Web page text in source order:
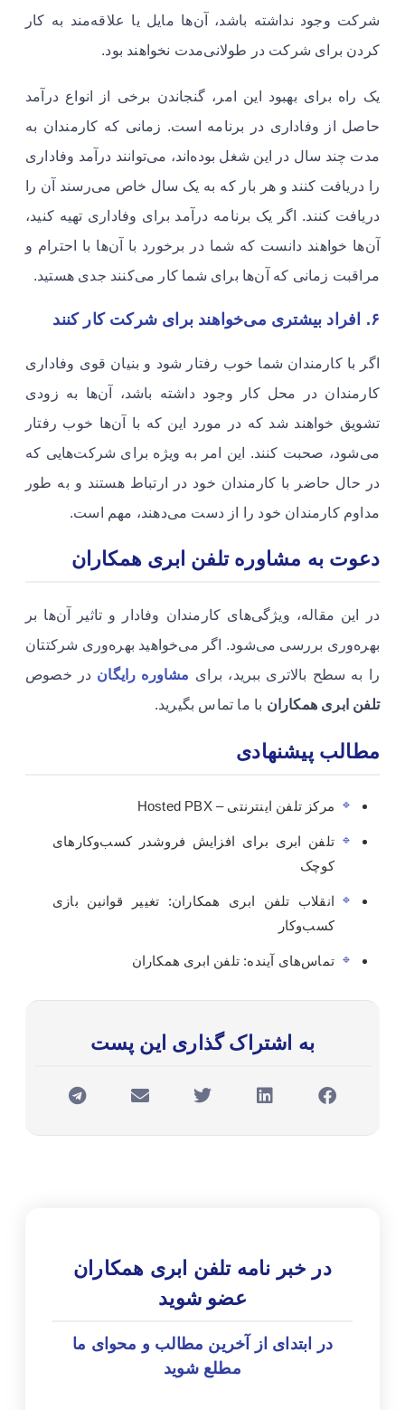
شرکت وجود نداشته باشد، آن‌ها مایل یا علاقه‌مند به کار
کردن برای شرکت در طولانی‌مدت نخواهند بود. ​
یک راه برای بهبود این امر، گنجاندن برخی از انواع درآمد
حاصل از وفاداری در برنامه است. زمانی که کارمندان به
مدت چند سال در این شغل بوده‌اند، می‌توانند درآمد وفاداری
را دریافت کنند و هر بار که به یک سال خاص می‌رسند آن را
دریافت کنند. اگر یک برنامه درآمد برای وفاداری تهیه کنید،
آن‌ها خواهند دانست که شما در برخورد با آن‌ها با احترام و
مراقبت زمانی که آن‌ها برای شما کار می‌کنند جدی هستید. ​
۶. افراد بیشتری می‌خواهند برای شرکت کار کنند
​​​​​​​اگر با کارمندان شما خوب رفتار شود و بنیان قوی وفاداری
کارمندان در محل کار وجود داشته باشد، آن‌ها به زودی
تشویق خواهند شد که در مورد این که با آن‌ها خوب رفتار
می‌شود، صحبت کنند. این امر به ویژه برای شرکت‌هایی که
در حال حاضر با کارمندان خود در ارتباط هستند و به طور
مداوم کارمندان خود را از دست می‌دهند، مهم است. ​​ ​
دعوت به مشاوره تلفن ابری همکاران
در این مقاله، ویژگی‌های کارمندان وفادار و تاثیر آن‌ها بر
بهره‌وری بررسی می‌شود. اگر می‌خواهید بهره‌وری شرکتتان
را به سطح بالاتری ببرید، برای مشاوره رایگان در خصوص
تلفن ابری همکاران با ما تماس بگیرید.
مطالب پیشنهادی
مرکز تلفن اینترنتی – Hosted PBX
تلفن ابری برای افزایش فروشدر کسب‌وکارهای
کوچک
انقلاب تلفن ابری همکاران: تغییر قوانین بازی
کسب‌وکار
تماس‌های آینده: تلفن ابری همکاران
به اشتراک گذاری این پست
در خبر نامه تلفن ابری همکاران
عضو شوید
در ابتدای از آخرین مطالب و محوای ما
مطلع شوید